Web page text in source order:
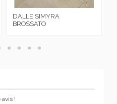
DALLE SIMYRA
BROSSATO
!